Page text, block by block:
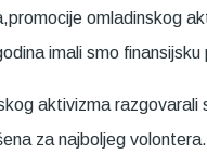
omladinskog
imali smo
aktivizma
za najboljeg volontera.